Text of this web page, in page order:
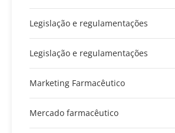
Legislação e regulamentações
Legislação e regulamentações
Marketing Farmacêutico
Mercado farmacêutico